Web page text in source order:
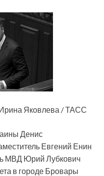
Яковлева / ТАСС
Денис
Евгений Енин
МВД Юрий Лубкович
в городе Бровары